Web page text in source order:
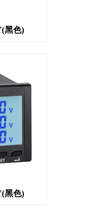
黑色)
黑色)